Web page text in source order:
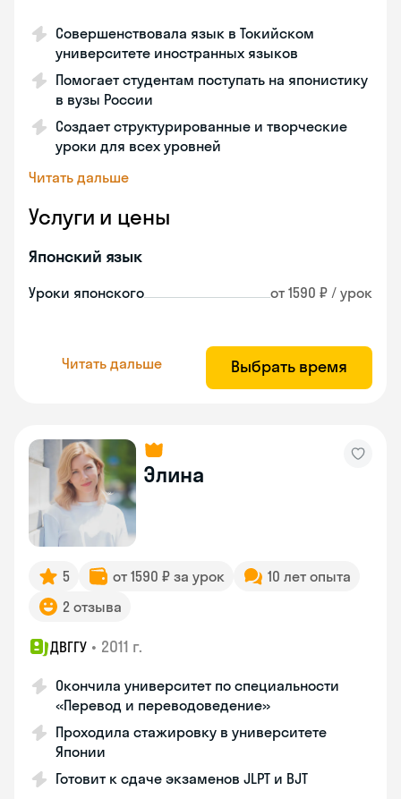
Совершенствовала язык в Токийском
университете иностранных языков
Помогает студентам поступать на японистику
в вузы России
Создает структурированные и творческие
уроки для всех уровней
Читать дальше
Услуги и цены
Японский язык
Уроки японского от 1590 ₽ / урок
Читать дальше Выбрать время
Элина
5 от 1590 ₽ за урок
10 лет опыта
2 отзыва
ДВГГУ • 2011 г.
Окончила университет по специальности
«Перевод и переводоведение»
Проходила стажировку в университете
Японии
Готовит к сдаче экзаменов JLPT и BJT